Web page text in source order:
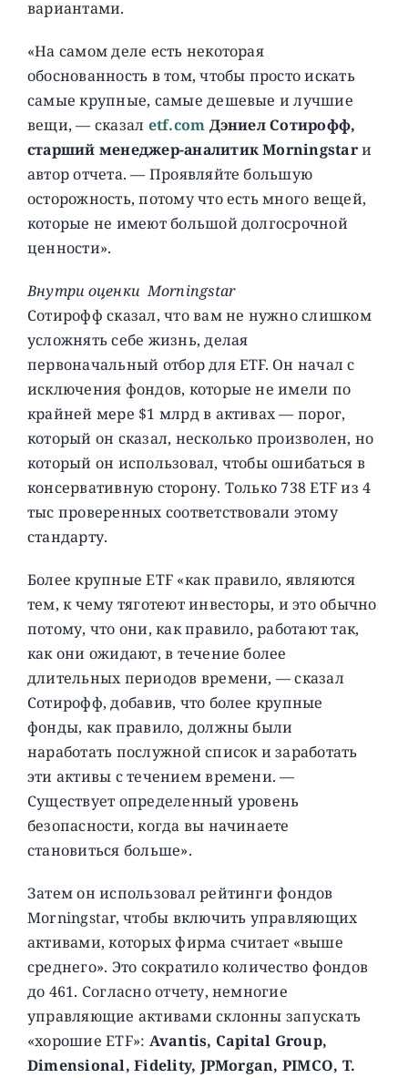
вариантами.
«На самом деле есть некоторая
обоснованность в том, чтобы просто искать
самые крупные, самые дешевые и лучшие
вещи, — сказал etf.com Дэниел Сотирофф,
старший менеджер-аналитик Morningstarи
автор отчета. — Проявляйте большую
осторожность, потому что есть много вещей,
которые не имеют большой долгосрочной
ценности».
Внутри оценки Morningstar
Сотирофф сказал, что вам не нужно слишком
усложнять себе жизнь, делая
первоначальный отбор для ETF. Он начал с
исключения фондов, которые не имели по
крайней мере $1 млрд в активах — порог,
который он сказал, несколько произволен, но
который он использовал, чтобы ошибаться в
консервативную сторону. Только 738 ETF из 4
тыс проверенных соответствовали этому
стандарту.
Более крупные ETF «как правило, являются
тем, к чему тяготеют инвесторы, и это обычно
потому, что они, как правило, работают так,
как они ожидают, в течение более
длительных периодов времени, — сказал
Сотирофф, добавив, что более крупные
фонды, как правило, должны были
наработать послужной список и заработать
эти активы с течением времени. —
Существует определенный уровень
безопасности, когда вы начинаете
становиться больше».
Затем он использовал рейтинги фондов
Morningstar, чтобы включить управляющих
активами, которых фирма считает «выше
среднего». Это сократило количество фондов
до 461. Согласно отчету, немногие
управляющие активами склонны запускать
«хорошие ETF»: Avantis, Capital Group,
Dimensional, Fidelity, JPMorgan, PIMCO, T.